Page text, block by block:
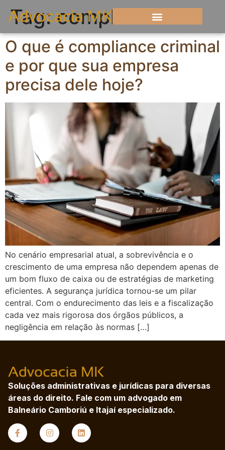
Tag:compliance
O que é compliance criminal
e por que sua empresa
precisa dele hoje?
No cenário empresarial atual, a sobrevivência e o
crescimento de uma empresa não dependem apenas de
um bom fluxo de caixa ou de estratégias de marketing
eficientes. A segurança jurídica tornou-se um pilar
central. Com o endurecimento das leis e a fiscalização
cada vez mais rigorosa dos órgãos públicos, a
negligência em relação às normas […]
Soluções administrativas e jurídicas para diversas
áreas do direito. Fale com um advogado em
Balneário Camboriú e Itajaí especializado.